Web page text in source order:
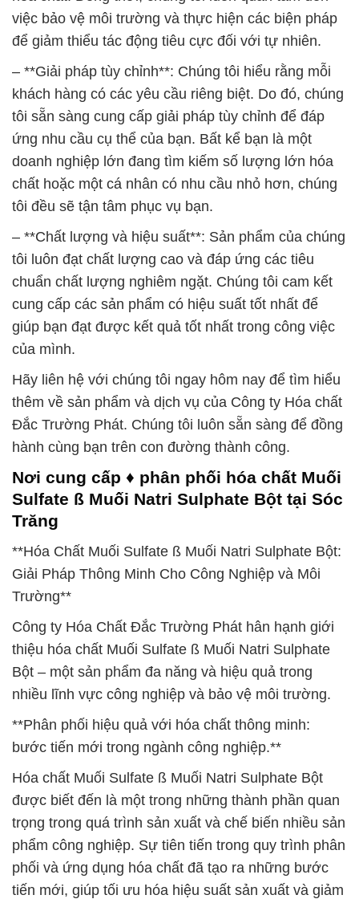
việc bảo vệ môi trường và thực hiện các biện pháp
để giảm thiểu tác động tiêu cực đối với tự nhiên.
– **Giải pháp tùy chỉnh**: Chúng tôi hiểu rằng mỗi
khách hàng có các yêu cầu riêng biệt. Do đó, chúng
tôi sẵn sàng cung cấp giải pháp tùy chỉnh để đáp
ứng nhu cầu cụ thể của bạn. Bất kể bạn là một
doanh nghiệp lớn đang tìm kiếm số lượng lớn hóa
chất hoặc một cá nhân có nhu cầu nhỏ hơn, chúng
tôi đều sẽ tận tâm phục vụ bạn.
– **Chất lượng và hiệu suất**: Sản phẩm của chúng
tôi luôn đạt chất lượng cao và đáp ứng các tiêu
chuẩn chất lượng nghiêm ngặt. Chúng tôi cam kết
cung cấp các sản phẩm có hiệu suất tốt nhất để
giúp bạn đạt được kết quả tốt nhất trong công việc
của mình.
Hãy liên hệ với chúng tôi ngay hôm nay để tìm hiểu
thêm về sản phẩm và dịch vụ của Công ty Hóa chất
Đắc Trường Phát. Chúng tôi luôn sẵn sàng để đồng
hành cùng bạn trên con đường thành công.
Nơi cung cấp ♦ phân phối hóa chất Muối
Sulfate ß Muối Natri Sulphate Bột tại Sóc
Trăng
**Hóa Chất Muối Sulfate ß Muối Natri Sulphate Bột:
Giải Pháp Thông Minh Cho Công Nghiệp và Môi
Trường**
Công ty Hóa Chất Đắc Trường Phát hân hạnh giới
thiệu hóa chất Muối Sulfate ß Muối Natri Sulphate
Bột – một sản phẩm đa năng và hiệu quả trong
nhiều lĩnh vực công nghiệp và bảo vệ môi trường.
**Phân phối hiệu quả với hóa chất thông minh:
bước tiến mới trong ngành công nghiệp.**
Hóa chất Muối Sulfate ß Muối Natri Sulphate Bột
được biết đến là một trong những thành phần quan
trọng trong quá trình sản xuất và chế biến nhiều sản
phẩm công nghiệp. Sự tiên tiến trong quy trình phân
phối và ứng dụng hóa chất đã tạo ra những bước
tiến mới, giúp tối ưu hóa hiệu suất sản xuất và giảm